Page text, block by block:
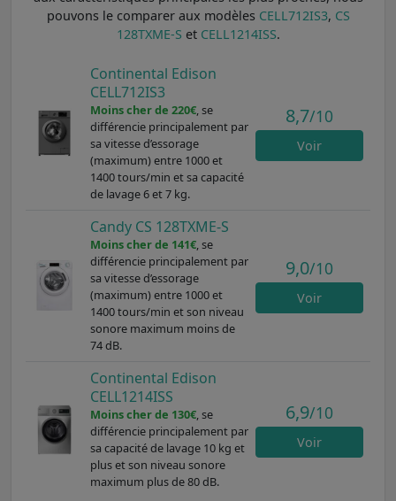
pouvons le comparer aux modèles CELL712IS3, CS
128TXME-S et CELL1214ISS.
Continental Edison
CELL712IS3
Moins cher de 220€, se
différencie principalement par
sa vitesse d’essorage
(maximum) entre 1000 et
1400 tours/min et sa capacité
de lavage 6 et 7 kg.
8,7/10
Voir
Candy CS 128TXME-S
Moins cher de 141€, se
différencie principalement par
sa vitesse d’essorage
(maximum) entre 1000 et
1400 tours/min et son niveau
sonore maximum moins de
74 dB.
9,0/10
Voir
Continental Edison
CELL1214ISS
Moins cher de 130€, se
différencie principalement par
sa capacité de lavage 10 kg et
plus et son niveau sonore
maximum plus de 80 dB.
6,9/10
Voir